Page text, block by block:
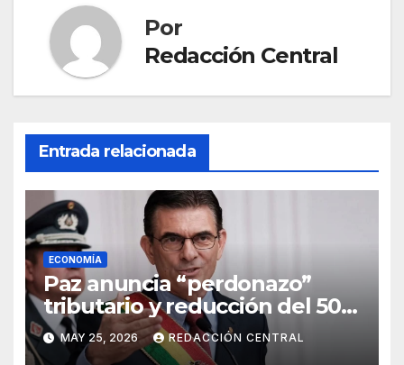
Por
Redacción Central
Entrada relacionada
ECONOMÍA
Paz anuncia “perdonazo”
tributario y reducción del 50%
al salario del Presidente y
ministros
MAY 25, 2026 REDACCIÓN CENTRAL